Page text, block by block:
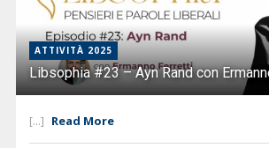
ATTIVITÀ 2025
Libsophia #23 – Ayn Rand con
[...] Read More